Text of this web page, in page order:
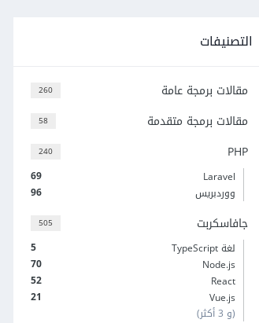
التصنيفات
260 مقالات برمجة عامة
58 مقالات برمجة متقدمة
240 PHP
69
Laravel
96
ووردبريس
505 جافاسكربت
5
لغة TypeScript
70
Node.js
52
React
21
Vue.js
(و 3 أكثر)